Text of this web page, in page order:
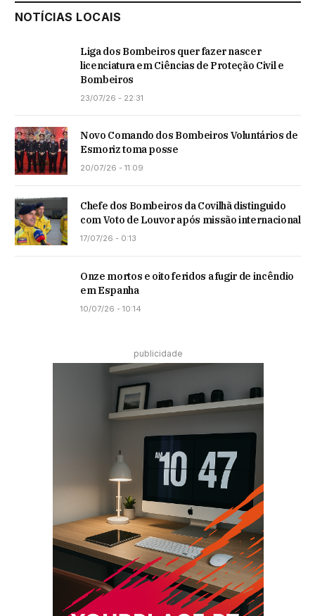
NOTÍCIAS LOCAIS
Liga dos Bombeiros quer fazer nascer
licenciatura em Ciências de Proteção Civil e
Bombeiros
23/07/26 - 22:31
Novo Comando dos Bombeiros Voluntários de
Esmoriz toma posse
20/07/26 - 11:09
Chefe dos Bombeiros da Covilhã distinguido
com Voto de Louvor após missão internacional
17/07/26 - 0:13
Onze mortos e oito feridos a fugir de incêndio
em Espanha
10/07/26 - 10:14
publicidade